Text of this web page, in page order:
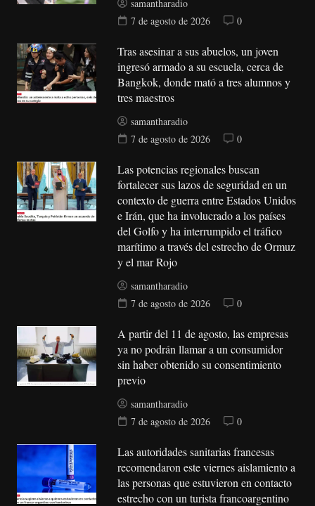
samantharadio
7 de agosto de 2026
0
Tras asesinar a sus abuelos, un joven
ingresó armado a su escuela, cerca de
Bangkok, donde mató a tres alumnos y
tres maestros
samantharadio
7 de agosto de 2026
0
Las potencias regionales buscan
fortalecer sus lazos de seguridad en un
contexto de guerra entre Estados Unidos
e Irán, que ha involucrado a los países
del Golfo y ha interrumpido el tráfico
marítimo a través del estrecho de Ormuz
y el mar Rojo
samantharadio
7 de agosto de 2026
0
A partir del 11 de agosto, las empresas
ya no podrán llamar a un consumidor
sin haber obtenido su consentimiento
previo
samantharadio
7 de agosto de 2026
0
Las autoridades sanitarias francesas
recomendaron este viernes aislamiento a
las personas que estuvieron en contacto
estrecho con un turista francoargentino